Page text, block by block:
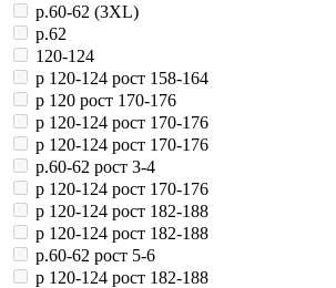
р.60-62 (3XL)
р.62
120-124
р 120-124 рост 158-164
р 120 рост 170-176
р 120-124 рост 170-176
р 120-124 рост 170-176
р.60-62 рост 3-4
р 120-124 рост 170-176
р 120-124 рост 182-188
р 120-124 рост 182-188
р.60-62 рост 5-6
р 120-124 рост 182-188